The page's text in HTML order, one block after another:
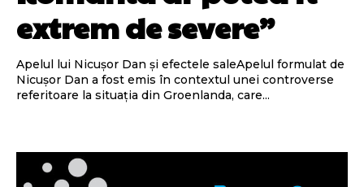
extrem de severe”
Apelul lui Nicușor Dan și efectele saleApelul formulat de
Nicușor Dan a fost emis în contextul unei controverse
referitoare la situația din Groenlanda, care...